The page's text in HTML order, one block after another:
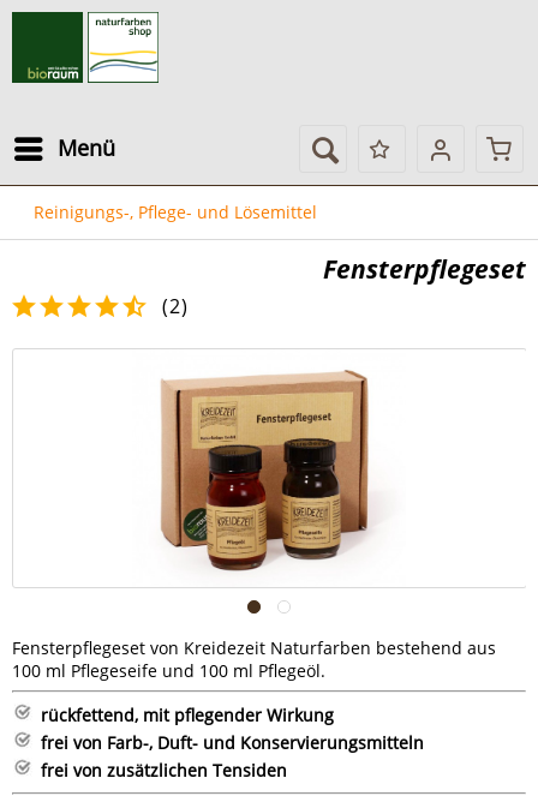
Menü
Reinigungs-, Pflege- und Lösemittel
Fensterpflegeset
(2)
Fensterpflegeset von Kreidezeit Naturfarben bestehend aus
100 ml Pflegeseife und 100 ml Pflegeöl.
rückfettend, mit pflegender Wirkung
frei von Farb-, Duft- und Konservierungsmitteln
frei von zusätzlichen Tensiden